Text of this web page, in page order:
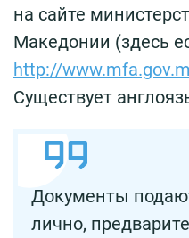
на сайте
Македонии (здесь
http://
Существует
Документы
лично,